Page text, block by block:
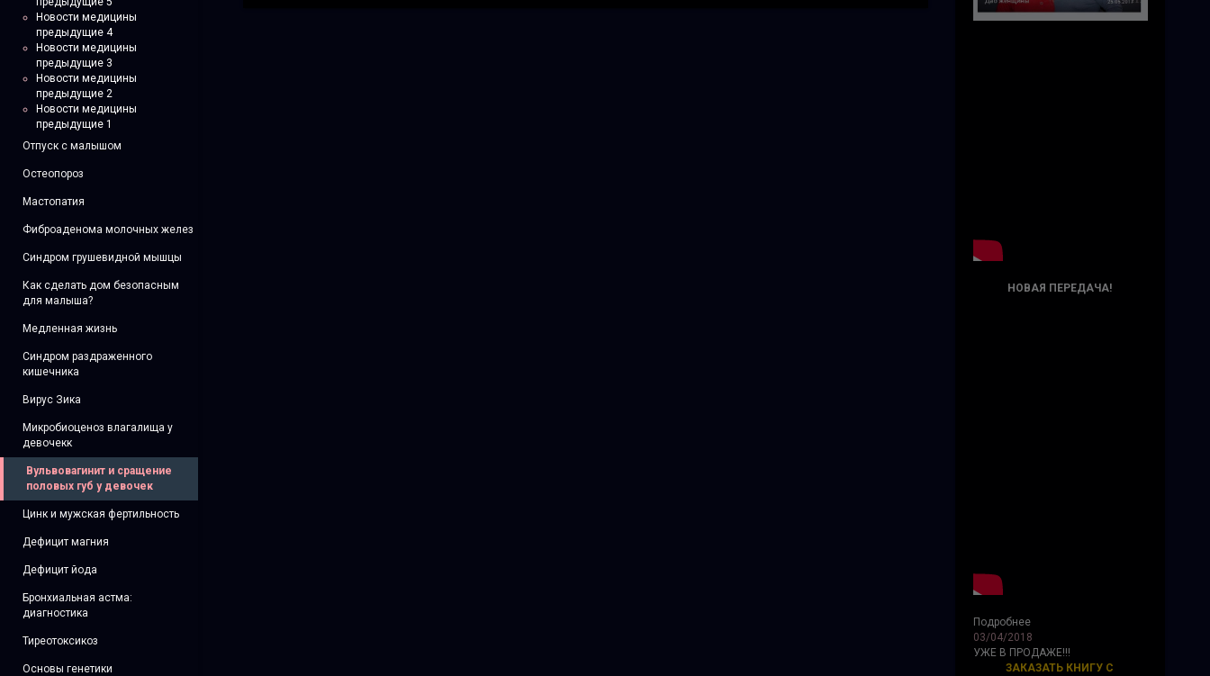
Новости медицины
предыдущие 4
Новости медицины
предыдущие 3
Новости медицины
предыдущие 2
Новости медицины
предыдущие 1
Отпуск с малышом
Остеопороз
Мастопатия
Фиброаденома молочных желез
Синдром грушевидной мышцы
Как сделать дом безопасным
для малыша?
Медленная жизнь
Синдром раздраженного
кишечника
Вирус Зика
Микробиоценоз влагалища у
девочекк
Вульвовагинит и сращение
половых губ у девочек
Цинк и мужская фертильность
Дефицит магния
Дефицит йода
Бронхиальная астма:
диагностика
Тиреотоксикоз
Основы генетики
НОВАЯ ПЕРЕДАЧА!
Подробнее
03/04/2018
УЖЕ В ПРОДАЖЕ!!!
ЗАКАЗАТЬ КНИГУ С